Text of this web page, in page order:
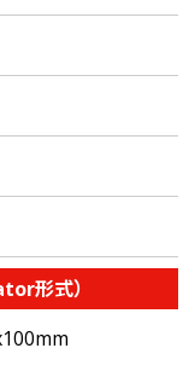
形式）